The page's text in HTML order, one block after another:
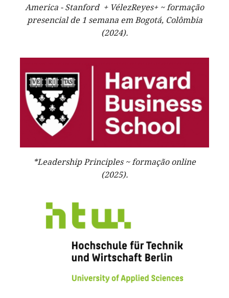
America - Stanford + VélezReyes+ ~ formação
presencial de 1 semana em Bogotá, Colômbia
(2024).
*Leadership Principles ~ formação online
(2025).